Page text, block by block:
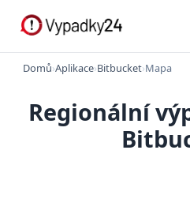
Domů›Aplikace›Bitbucket›Mapa
Regionální